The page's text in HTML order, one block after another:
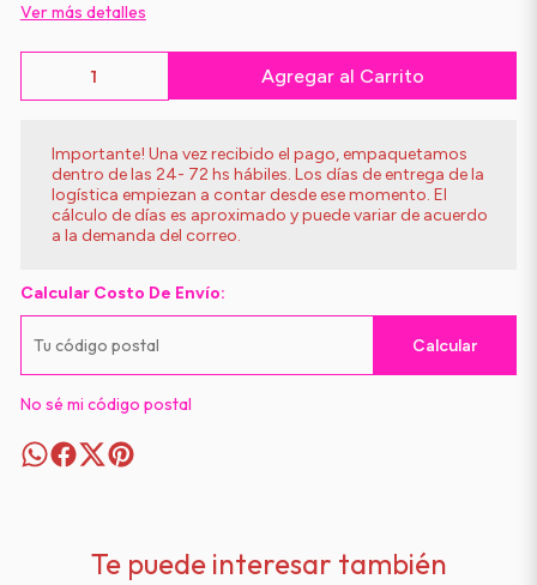
Ver más detalles
Agregar al Carrito
Importante! Una vez recibido el pago, empaquetamos
dentro de las 24- 72 hs hábiles. Los días de entrega de la
logística empiezan a contar desde ese momento. El
cálculo de días es aproximado y puede variar de acuerdo
a la demanda del correo.
Calcular Costo De Envío:
Calcular
No sé mi código postal
Te puede interesar también